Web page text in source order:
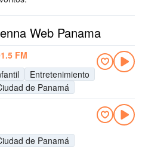
Web Panama
FM
Entretenimiento
de Panamá
de Panamá